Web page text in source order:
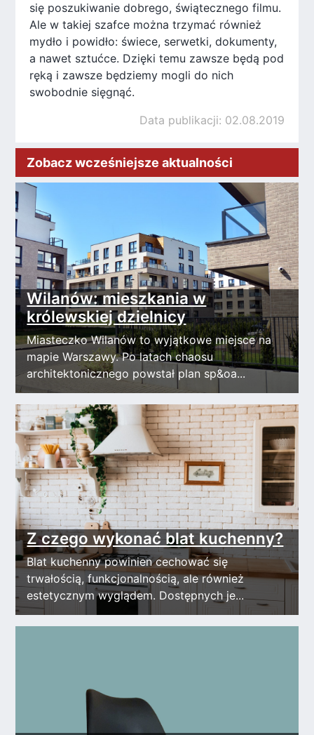
się poszukiwanie dobrego, świątecznego filmu.
Ale w takiej szafce można trzymać również
mydło i powidło: świece, serwetki, dokumenty,
a nawet sztućce. Dzięki temu zawsze będą pod
ręką i zawsze będziemy mogli do nich
swobodnie sięgnąć.
Data publikacji: 02.08.2019
Zobacz wcześniejsze aktualności
Wilanów: mieszkania w
królewskiej dzielnicy
Miasteczko Wilanów to wyjątkowe miejsce na
mapie Warszawy. Po latach chaosu
architektonicznego powstał plan sp&oa...
Z czego wykonać blat kuchenny?
Blat kuchenny powinien cechować się
trwałością, funkcjonalnością, ale również
estetycznym wyglądem. Dostępnych je...